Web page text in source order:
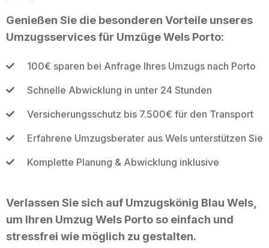
Genießen Sie die besonderen Vorteile unseres
Umzugsservices für Umzüge Wels Porto:
100€ sparen bei Anfrage Ihres Umzugs nach Porto
Schnelle Abwicklung in unter 24 Stunden
Versicherungsschutz bis 7.500€ für den Transport
Erfahrene Umzugsberater aus Wels unterstützen Sie
Komplette Planung & Abwicklung inklusive
Verlassen Sie sich auf Umzugskönig Blau Wels,
um Ihren Umzug Wels Porto so einfach und
stressfrei wie möglich zu gestalten.